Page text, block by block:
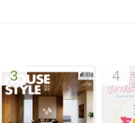
需要 一段旅程，看清自己
，以六十八 趟南北極遠征，
有利大哥在非洲與南 極之間
芳進行的「把一百萬花 完
3 4